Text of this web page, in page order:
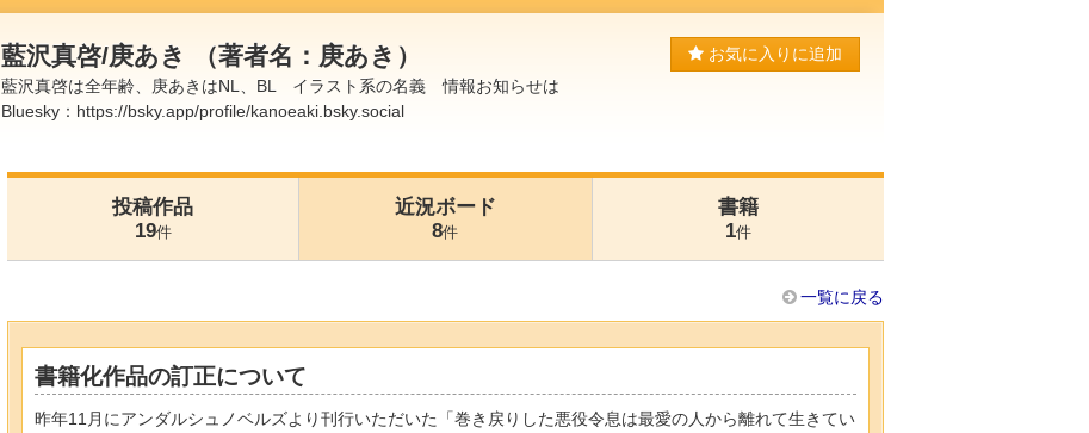
藍沢真啓/庚あき （著者名：庚あき）
藍沢真啓は全年齢、庚あきはNL、BL イラスト系の名義 情報お知らせは
Bluesky：https://bsky.app/profile/kanoeaki.bsky.social
お気に入りに追加
投稿作品
19件
近況ボード
8件
書籍
1件
一覧に戻る
書籍化作品の訂正について
昨年11月にアンダルシュノベルズより刊行いただいた「巻き戻りした悪役令息は最愛の人から離れて生きてい